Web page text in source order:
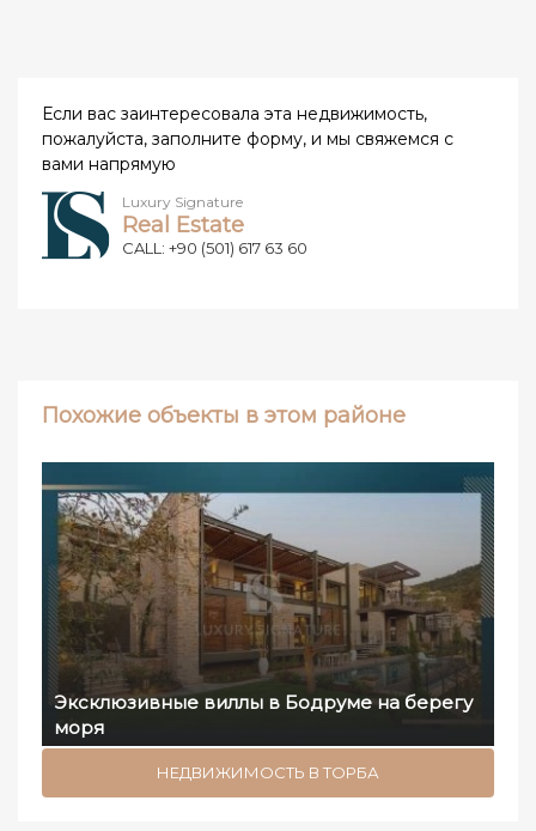
Если вас заинтересовала эта недвижимость,
пожалуйста, заполните форму, и мы свяжемся с
вами напрямую
Luxury Signature
Real Estate
CALL: +90 (501) 617 63 60
Похожие объекты в этом районе
Эксклюзивные виллы в Бодруме на берегу
моря
НЕДВИЖИМОСТЬ В ТОРБА